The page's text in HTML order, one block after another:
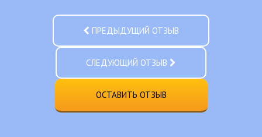
ПРЕДЫДУЩИЙ ОТЗЫВ
СЛЕДУЮЩИЙ ОТЗЫВ
ОСТАВИТЬ ОТЗЫВ